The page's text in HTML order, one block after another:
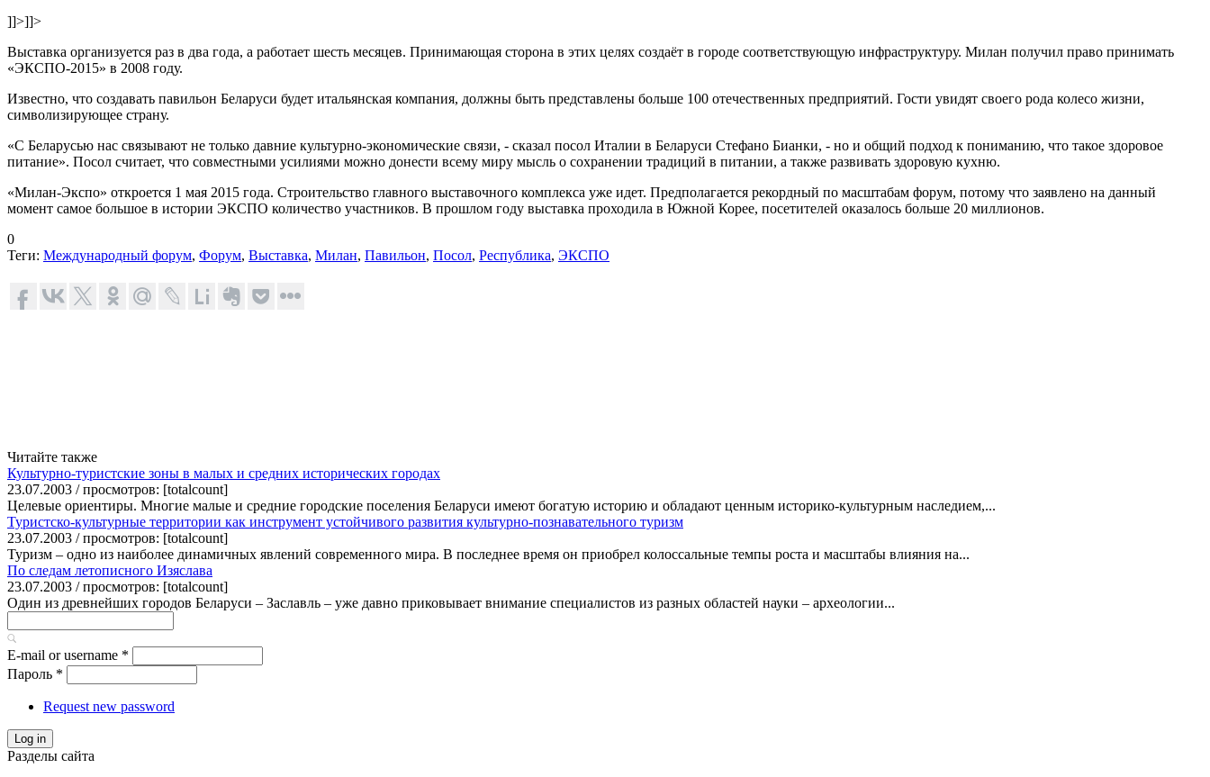
]]>]]>
Выставка организуется раз в два года, а работает шесть месяцев. Принимающая сторона в этих целях создаёт в городе соответствующую инфраструктуру. Милан получил право принимать
«ЭКСПО-2015» в 2008 году.
Известно, что создавать павильон Беларуси будет итальянская компания, должны быть представлены больше 100 отечественных предприятий. Гости увидят своего рода колесо жизни,
символизирующее страну.
«С Беларусью нас связывают не только давние культурно-экономические связи, - сказал посол Италии в Беларуси Стефано Бианки, - но и общий подход к пониманию, что такое здоровое
питание». Посол считает, что совместными усилиями можно донести всему миру мысль о сохранении традиций в питании, а также развивать здоровую кухню.
«Милан-Экспо» откроется 1 мая 2015 года. Строительство главного выставочного комплекса уже идет. Предполагается рекордный по масштабам форум, потому что заявлено на данный
момент самое большое в истории ЭКСПО количество участников. В прошлом году выставка проходила в Южной Корее, посетителей оказалось больше 20 миллионов.
0
Теги: Международный форум, Форум, Выставка, Милан, Павильон, Посол, Республика, ЭКСПО
Читайте также
Культурно-туристские зоны в малых и средних исторических городах
23.07.2003 / просмотров: [totalcount]
Целевые ориентиры. Многие малые и средние городские поселения Беларуси имеют богатую историю и обладают ценным историко-культурным наследием,...
Туристско-культурные территории как инструмент устойчивого развития культурно-познавательного туризм
23.07.2003 / просмотров: [totalcount]
Туризм – одно из наиболее динамичных явлений современного мира. В последнее время он приобрел колоссальные темпы роста и масштабы влияния на...
По следам летописного Изяслава
23.07.2003 / просмотров: [totalcount]
Один из древнейших городов Беларуси – Заславль – уже давно приковывает внимание специалистов из разных областей науки – археологии...
E-mail or username *
Пароль *
Request new password
Log in
Разделы сайта